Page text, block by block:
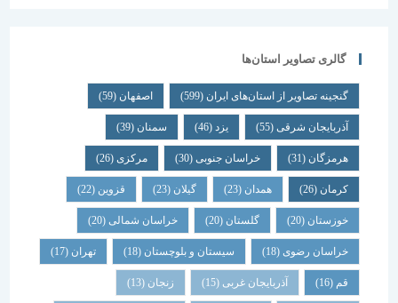
گالری تصاویر استان‌ها
گنجینه تصاویر از استان‌های ایران(599) اصفهان (59)
آذربایجان شرقی(55) یزد سمنان (39)
هرمزگان(31) خراسان جنوبی(30) مرکزی (26)
همدان گیلان قزوین
خوزستان(20) گلستان (20) خراسان شمالی(20)
خراسان رضوی(18) سیستان و بلوچستان(18) تهران
آذربایجان غربی(15) زنجان